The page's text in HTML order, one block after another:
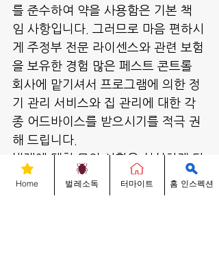
를 준수하여 약을 사용함은 기본 책
임 사항입니다. 그러므로 마음 편하시
게 주정부 전문 라이센스와 관련 보험
을 보유한 경험 많은 페스트 콘트롤
회사에 맡기셔서 프로그램에 의한 정
기 관리 서비스와 집 관리에 대한 각
종 어드바이스를 받으시기를 적극 권
해 드립니다.
벌레에 대한 문의 사항은 성실하게 답
변해 드리겠으며 긴급사항인 경우, 벌
레박사 직통 678-704-3349로 전화
Home 벌레소독 터마이트 홈 인스펙션